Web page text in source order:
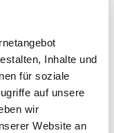
Inhalte und
für soziale
auf unsere
wir
Website an
Sie ist das
mit mehr
und
Industrie und
fokussiert